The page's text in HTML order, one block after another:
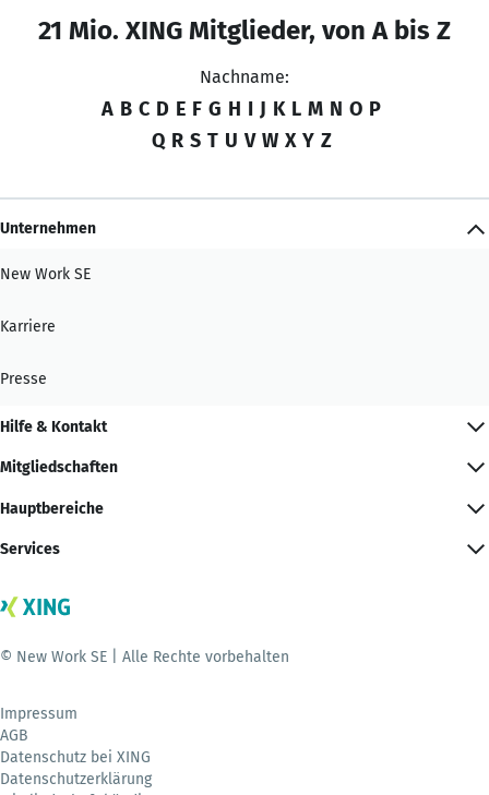
21 Mio. XING Mitglieder, von A bis Z
Nachname:
A B C D E F G H I J K L M N O P
Q R S T U V W X Y Z
Unternehmen
New Work SE
Karriere
Presse
Hilfe & Kontakt
Mitgliedschaften
Hauptbereiche
Services
© New Work SE | Alle Rechte vorbehalten
Impressum
AGB
Datenschutz bei XING
Datenschutzerklärung